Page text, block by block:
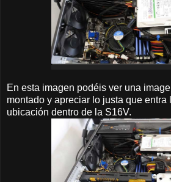
En esta imagen podéis ver una
montado y apreciar lo justa que entra
ubicación dentro de la S16V.